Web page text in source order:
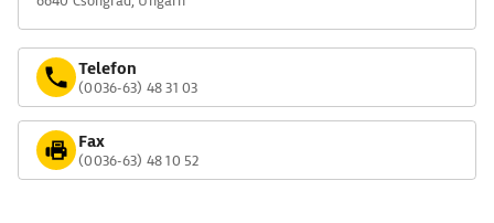
Telefon
(0036-63) 48 31 03
Fax
(0036-63) 48 10 52